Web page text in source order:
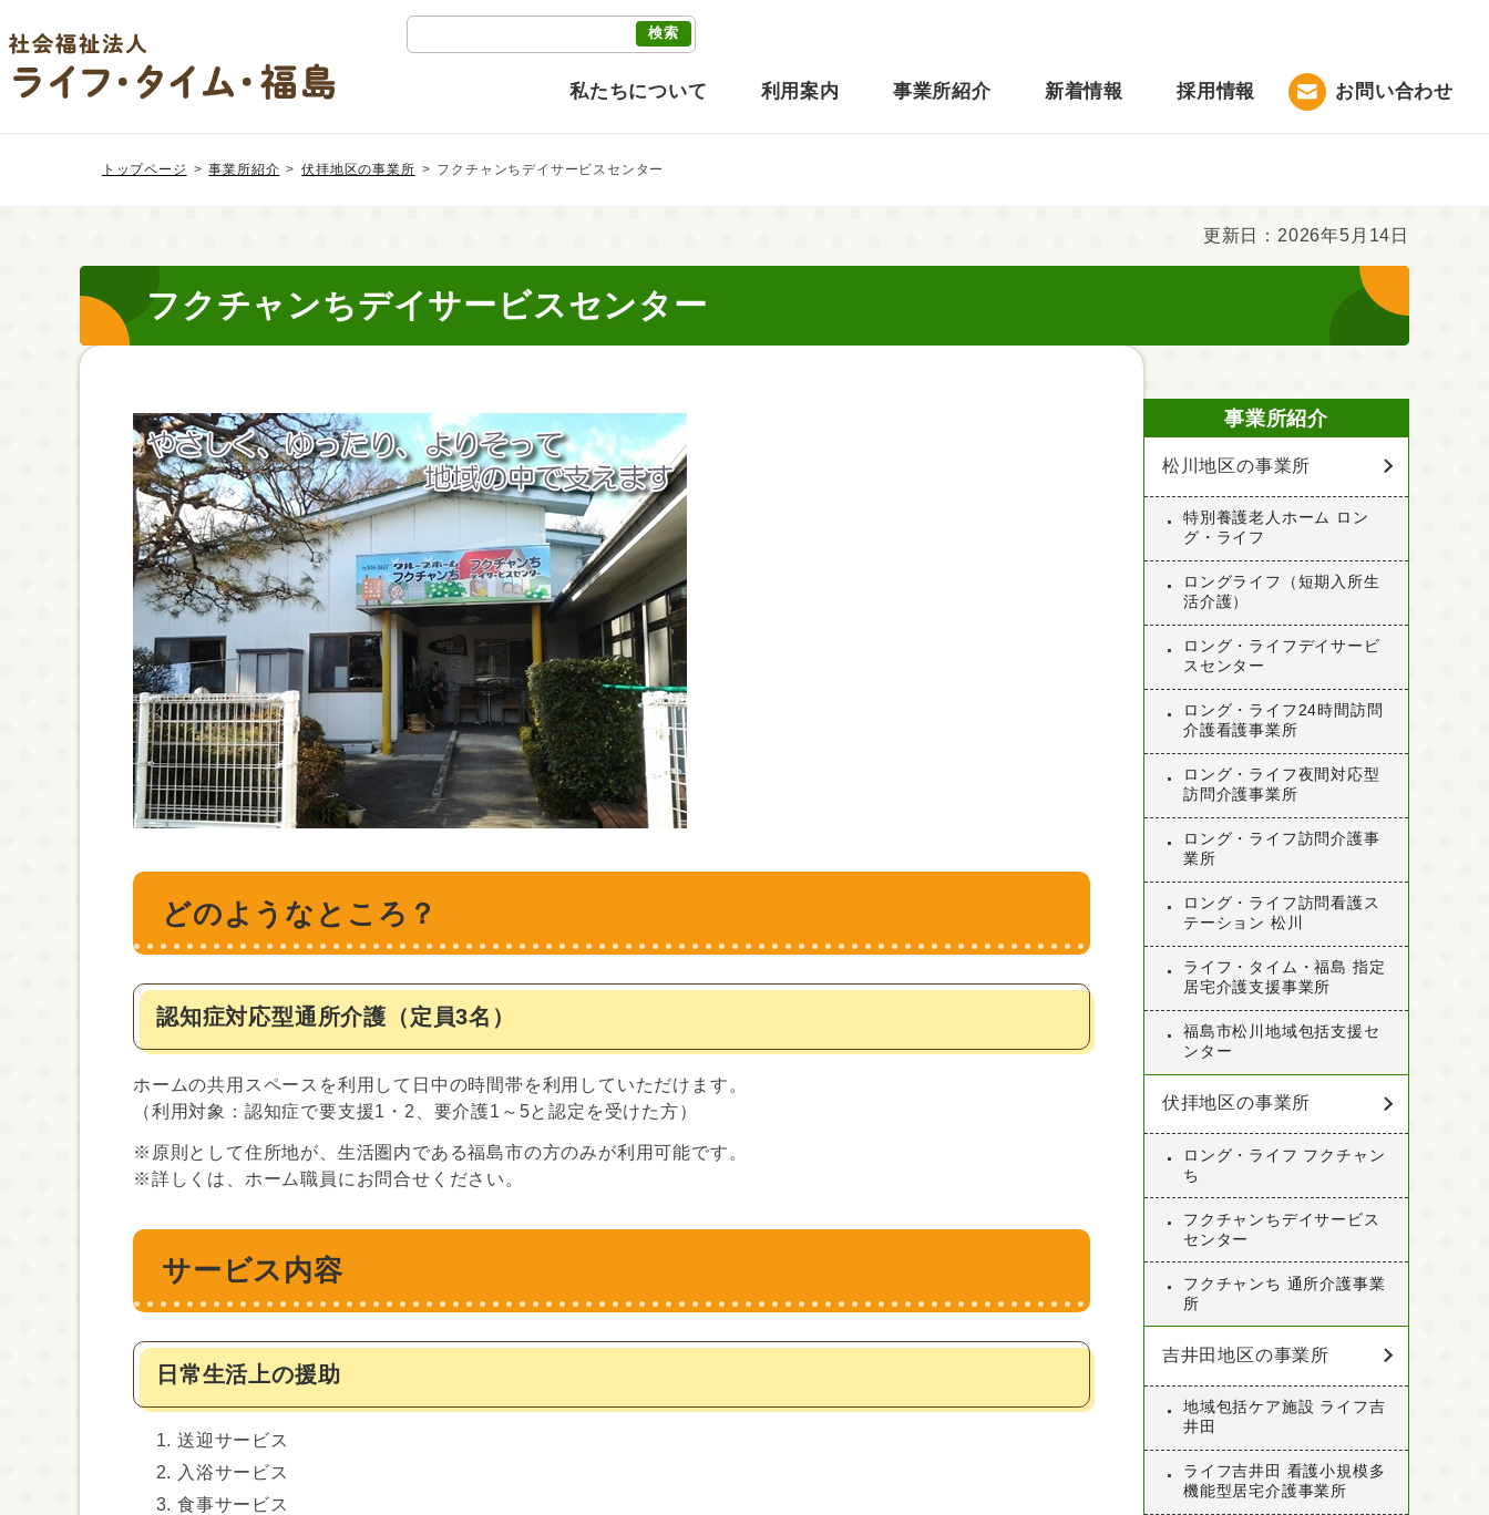
私たちについて 利用案内 事業所紹介 新着情報 採用情報 お問い合わせ
トップページ 事業所紹介 伏拝地区の事業所 フクチャンちデイサービスセンター
更新日：2026年5月14日
フクチャンちデイサービスセンター
どのようなところ？
認知症対応型通所介護（定員3名）
ホームの共用スペースを利用して日中の時間帯を利用していただけます。
（利用対象：認知症で要支援1・2、要介護1～5と認定を受けた方）
※原則として住所地が、生活圏内である福島市の方のみが利用可能です。
※詳しくは、ホーム職員にお問合せください。
サービス内容
日常生活上の援助
送迎サービス
入浴サービス
食事サービス
事業所紹介
松川地区の事業所
特別養護老人ホーム ロン
グ・ライフ
ロングライフ（短期入所生
活介護）
ロング・ライフデイサービ
スセンター
ロング・ライフ24時間訪問
介護看護事業所
ロング・ライフ夜間対応型
訪問介護事業所
ロング・ライフ訪問介護事
業所
ロング・ライフ訪問看護ス
テーション 松川
ライフ・タイム・福島 指定
居宅介護支援事業所
福島市松川地域包括支援セ
ンター
伏拝地区の事業所
ロング・ライフ フクチャン
ち
フクチャンちデイサービス
センター
フクチャンち 通所介護事業
所
吉井田地区の事業所
地域包括ケア施設 ライフ吉
井田
ライフ吉井田 看護小規模多
機能型居宅介護事業所